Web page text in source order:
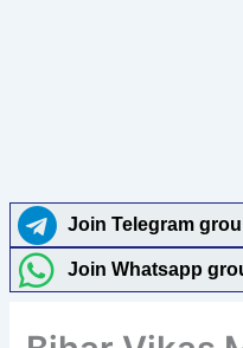
Join Telegram
Join Whatsapp